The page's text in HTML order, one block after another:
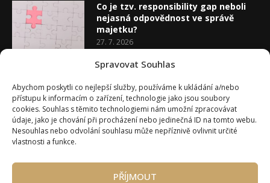
Spravovat Souhlas
Abychom poskytli co nejlepší služby, používáme k ukládání a/nebo
přístupu k informacím o zařízení, technologie jako jsou soubory
cookies. Souhlas s těmito technologiemi nám umožní zpracovávat
údaje, jako je chování při procházení nebo jedinečná ID na tomto webu.
Nesouhlas nebo odvolání souhlasu může nepříznivě ovlivnit určité
vlastnosti a funkce.
PŘÍJMOUT
Co je tzv. responsibility gap neboli
nejasná odpovědnost ve správě
majetku?
27. 7. 2026
20. 7. 2026
O Wealth Magazínu Můj účet